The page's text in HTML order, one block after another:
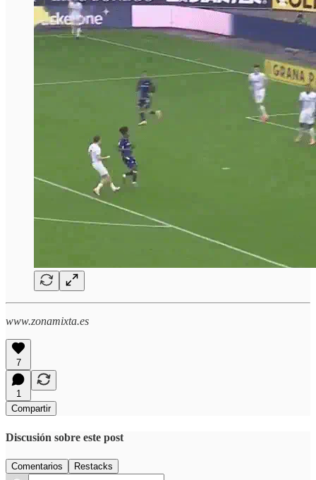
www.zonamixta.es
7
1
Compartir
Discusión sobre este post
Comentarios Restacks